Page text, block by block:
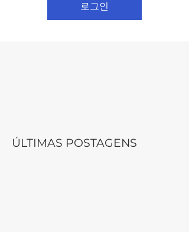
로그인
ÚLTIMAS POSTAGENS